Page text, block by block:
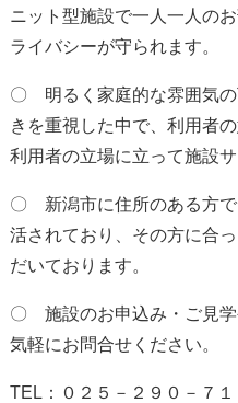
ニット型施設で一人一人の
ライバシーが守られます。
〇 明るく家庭的な雰囲気
きを重視した中で、利用者
利用者の立場に立って施設
〇 新潟市に住所のある方
活されており、その方に合
だいております。
〇 施設のお申込み・ご見
気軽にお問合せください。
TEL：０２５－２９０－